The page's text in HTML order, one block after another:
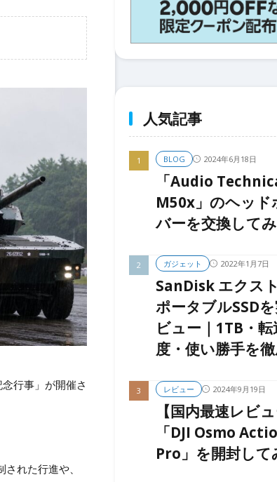
行事」が開催さ
れた行進や、
人気記事
BLOG 2024年6月18日
「Audio
M50x」のヘッド
バーを交換して
ガジェット 2022年1月7日
SanDisk エクス
ポータブルSSD
ビュー｜1TB・転
度・使い勝手を
レビュー 2024年9月19日
【国内最速レビュ
「DJI Osmo
Pro」を開封して